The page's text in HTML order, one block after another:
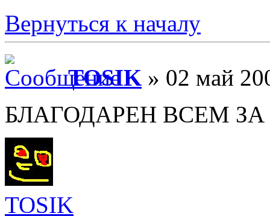
Вернуться к началу
TOSIK » 02 май
БЛАГОДАРЕН ВСЕМ
TOSIK